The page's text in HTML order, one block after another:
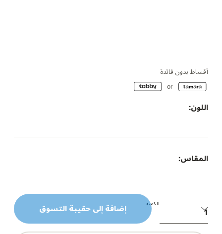
أقساط بدون فائدة
اللون:
المقاس:
الكمية إضافة إلى حقيبة التسوق